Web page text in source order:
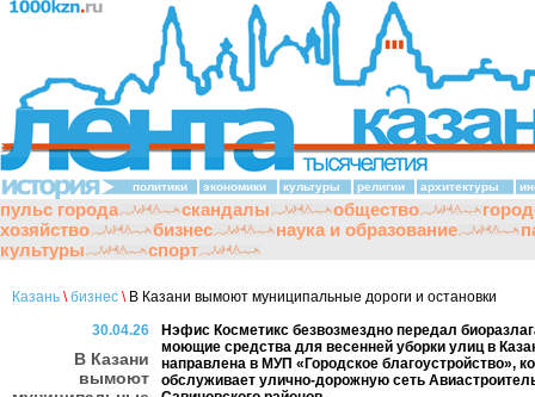
политики экономики культуры религии архитектуры
пульс города скандалы общество
хозяйство
бизнес наука и образование
культуры
спорт
Казань \ бизнес \В Казани вымоют муниципальные дороги и остановки
30.04.26
В Казани
вымоют
Нэфис Косметикс безвозмездно передал
моющие средства для весенней уборки улиц в
направлена в МУП «Городское благоустройство»,
обслуживает улично-дорожную сеть